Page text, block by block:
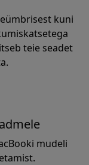
kuni
teie seadet
mudeli